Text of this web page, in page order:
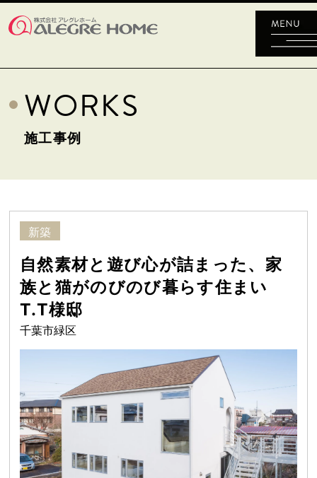
WORKS
施工事例
新築
自然素材と遊び心が詰まった、家
族と猫がのびのび暮らす住まい
T.T様邸
千葉市緑区